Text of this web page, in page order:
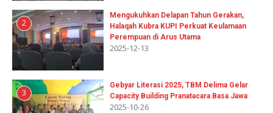
2
Mengukuhkan Delapan Tahun Gerakan,
Halaqah Kubra KUPI Perkuat Keulamaan
Perempuan di Arus Utama
2025-12-13
3
Gebyar Literasi 2025, TBM Delima Gelar
Capacity Building Pranatacara Basa Jawa
2025-10-26